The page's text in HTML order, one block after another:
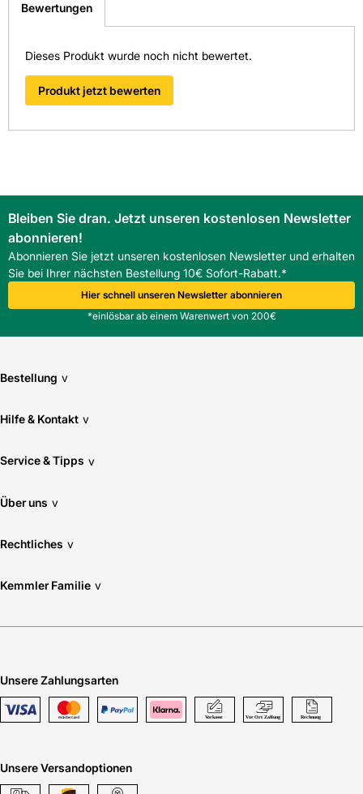
weitergeleitet zu werden. Wir werden Ihre Anfrage
schnellstmöglich bearbeiten.
Bewertungen
Dieses Produkt wurde noch nicht bewertet.
Produkt jetzt bewerten
Bleiben Sie dran. Jetzt unseren kostenlosen Newsletter
abonnieren!
Abonnieren Sie jetzt unseren kostenlosen Newsletter und erhalten
Sie bei Ihrer nächsten Bestellung 10€ Sofort-Rabatt.*
Hier schnell unseren Newsletter abonnieren
*einlösbar ab einem Warenwert von 200€
Bestellung v
Hilfe & Kontakt v
Service & Tipps v
Über uns v
Rechtliches v
Kemmler Familie v
Unsere Zahlungsarten
Unsere Versandoptionen